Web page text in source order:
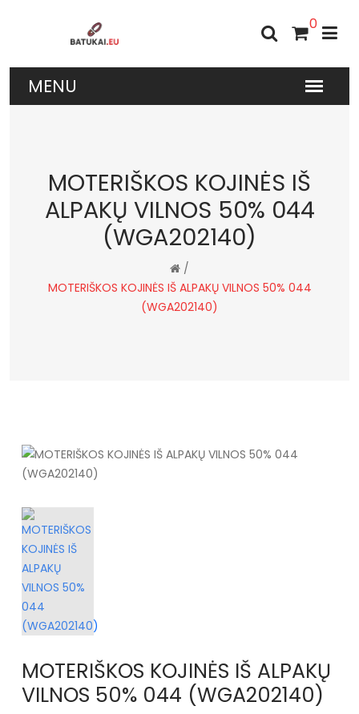
0
MOTERIŠKOS KOJINĖS IŠ
ALPAKŲ VILNOS 50% 044
(WGA202140)
/
MOTERIŠKOS KOJINĖS IŠ ALPAKŲ VILNOS 50% 044
(WGA202140)
MOTERIŠKOS KOJINĖS IŠ ALPAKŲ
VILNOS 50% 044 (WGA202140)